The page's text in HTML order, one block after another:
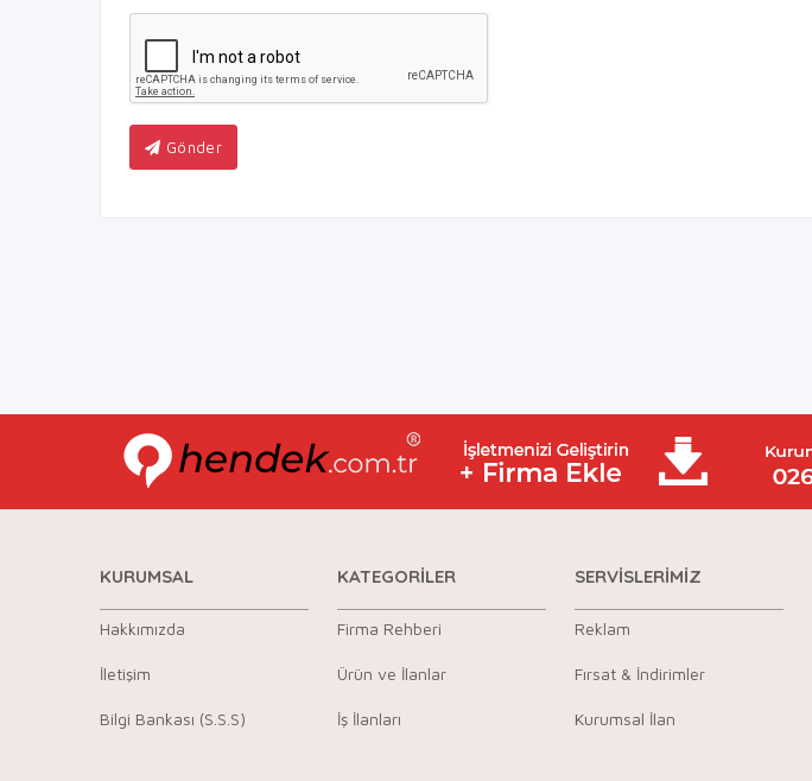
Gönder
KURUMSAL
Hakkımızda
İletişim
Bilgi Bankası (S.S.S)
KATEGORİLER
Firma Rehberi
Ürün ve İlanlar
İş İlanları
SERVİSLERİMİZ
Reklam
Fırsat & İndirimler
Kurumsal İlan